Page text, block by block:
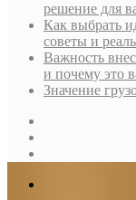
решение для
Как выбрать
советы и
Важность
и почему это
Значение